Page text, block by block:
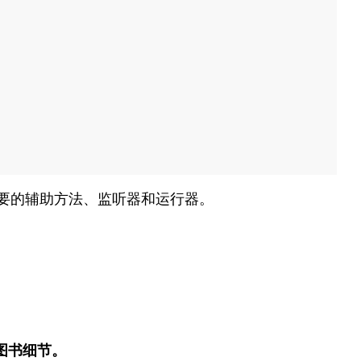
辅助方法、监听器和运行器。
细节。